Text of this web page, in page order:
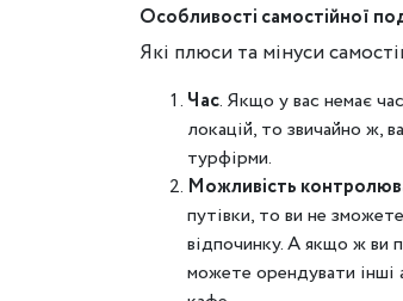
Особливості самостійної
Які плюси та мінуси
Час. Якщо у вас немає
локацій, то звичайно ж,
турфірми.
Можливість
путівки, то ви не
відпочинку. А якщо ж ви
можете орендувати інші